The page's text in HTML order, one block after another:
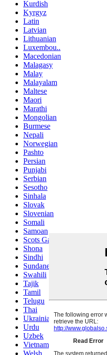
Kurdish
Kyrgyz
Latin
Latvian
Lithuanian
Luxembou..
Macedonian
Malagasy
Malay
Malayalam
Maltese
Maori
Marathi
Mongolian
Burmese
Nepali
Norwegian
Pashto
Persian
Punjabi
Serbian
Sesotho
Sinhala
Slovak
Slovenian
Somali
Samoan
Scots Gaelic
Shona
Sindhi
Sundanese
Swahili
Tajik
Tamil
Telugu
Thai
Ukrainian
Urdu
Uzbek
Vietnamese